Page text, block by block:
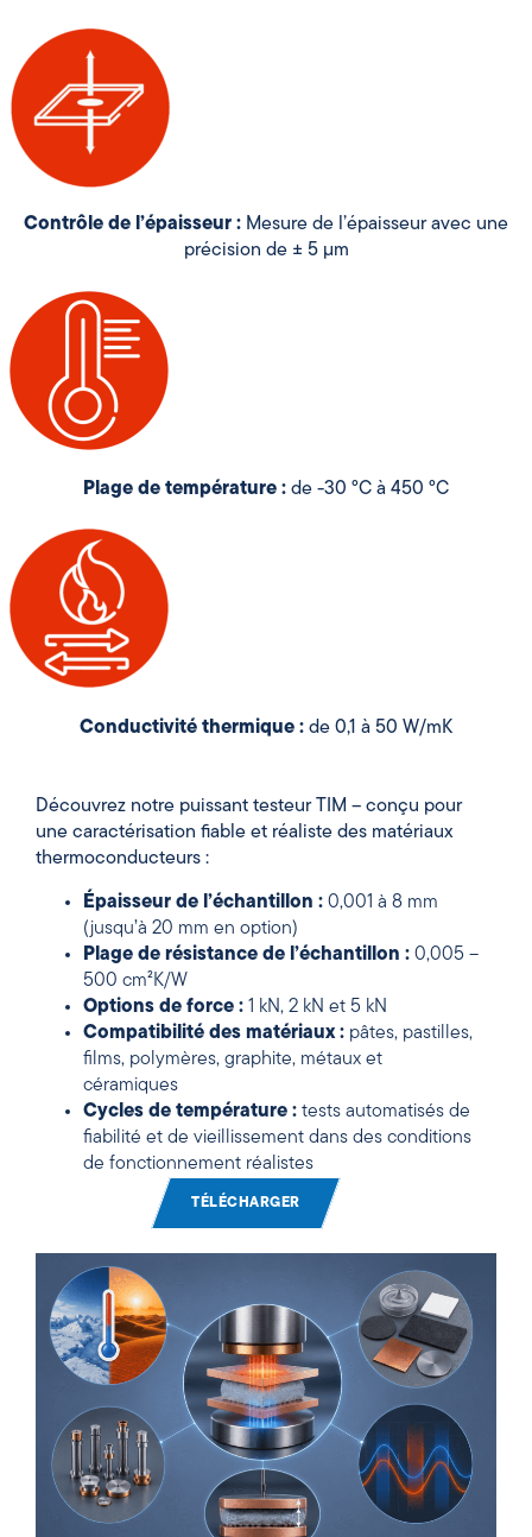
Contrôle de l’épaisseur : Mesure de l’épaisseur avec une
précision de ± 5 µm
Plage de température : de -30 °C à 450 °C
Conductivité thermique : de 0,1 à 50 W/mK
Découvrez notre puissant testeur TIM – conçu pour
une caractérisation fiable et réaliste des matériaux
thermoconducteurs :
Épaisseur de l’échantillon : 0,001 à 8 mm
(jusqu’à 20 mm en option)
Plage de résistance de l’échantillon : 0,005 –
500 cm²K/W
Options de force : 1 kN, 2 kN et 5 kN
Compatibilité des matériaux : pâtes, pastilles,
films, polymères, graphite, métaux et
céramiques
Cycles de température : tests automatisés de
fiabilité et de vieillissement dans des conditions
de fonctionnement réalistes
TÉLÉCHARGER